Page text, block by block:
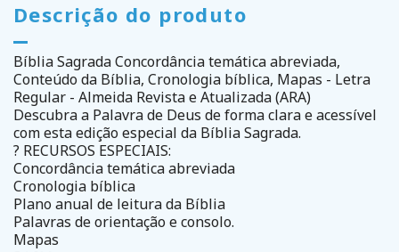
Descrição do produto
Bíblia Sagrada Concordância temática abreviada,
Conteúdo da Bíblia, Cronologia bíblica, Mapas - Letra
Regular - Almeida Revista e Atualizada (ARA)
Descubra a Palavra de Deus de forma clara e acessível
com esta edição especial da Bíblia Sagrada.
? RECURSOS ESPECIAIS:
Concordância temática abreviada
Cronologia bíblica
Plano anual de leitura da Bíblia
Palavras de orientação e consolo.
Mapas